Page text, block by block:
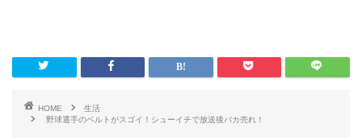
HOME
生活
野球選手のベルトがスゴイ！シューイチで放送後バカ売れ！